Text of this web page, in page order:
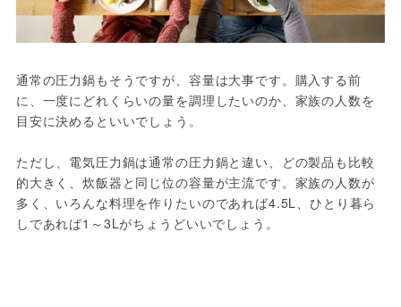
通常の圧力鍋もそうですが、容量は大事です。購入する前
に、一度にどれくらいの量を調理したいのか、家族の人数を
目安に決めるといいでしょう。
ただし、電気圧力鍋は通常の圧力鍋と違い、どの製品も比較
的大きく、炊飯器と同じ位の容量が主流です。家族の人数が
多く、いろんな料理を作りたいのであれば4.5L、ひとり暮ら
しであれば1～3Lがちょうどいいでしょう。